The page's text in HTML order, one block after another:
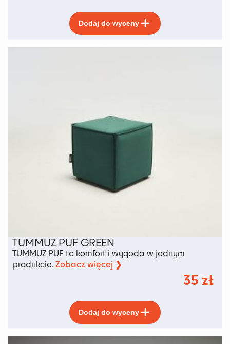
Dodaj do wyceny
produkt
ma
wiele
stronie
produktu
TUMMUZ PUF GREEN
TUMMUZ PUF to komfort i wygoda w jednym
produkcie. Zobacz więcej ❯
35 zł
Dodaj do wyceny
produkt
ma
wiele